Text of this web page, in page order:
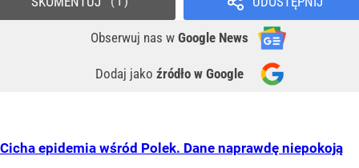
Obserwuj nas w Google News
Dodaj jako źródło w Google
Cicha epidemia wśród Polek. Dane naprawdę niepokoją